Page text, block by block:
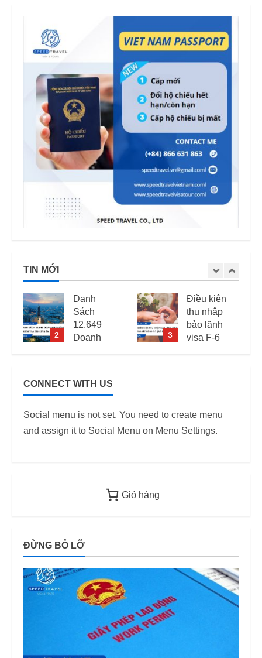
TIN MỚI
3
Điều kiện
thu nhập
bảo lãnh
visa F-6
Quy định
từ 2026
4
Mức phạt
quá hạn
visa Việt
Nam: Cập
CONNECT WITH US
Social menu is not set. You need to create menu
and assign it to Social Menu on Menu Settings.
Giỏ hàng
ĐỪNG BỎ LỠ